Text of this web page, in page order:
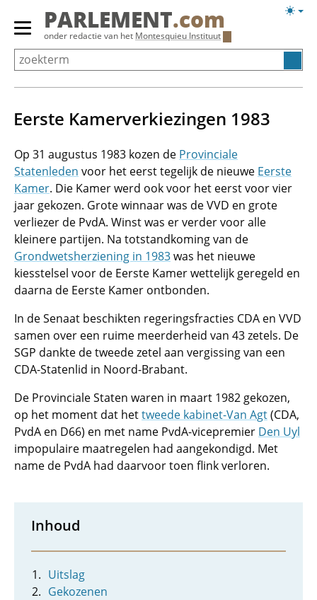
Overslaan
Primair
menu
tonen/verbergen
PARLEMENT.com
onder redactie van het Montesquieu Instituut
Eerste Kamerverkiezingen 1983
Op 31 augustus 1983 kozen de Provinciale
Statenleden voor het eerst tegelijk de nieuwe Eerste
Kamer. Die Kamer werd ook voor het eerst voor vier
jaar gekozen. Grote winnaar was de VVD en grote
verliezer de PvdA. Winst was er verder voor alle
kleinere partijen. Na totstandkoming van de
Grondwetsherziening in 1983was het nieuwe
kiesstelsel voor de Eerste Kamer wettelijk geregeld en
daarna de Eerste Kamer ontbonden.
In de Senaat beschikten regeringsfracties CDA en VVD
samen over een ruime meerderheid van 43 zetels. De
SGP dankte de tweede zetel aan vergissing van een
CDA-Statenlid in Noord-Brabant.
De Provinciale Staten waren in maart 1982 gekozen,
op het moment dat hettweede kabinet-Van Agt(CDA,
PvdA en D66) en met name PvdA-vicepremier Den Uyl
impopulaire maatregelen had aangekondigd. Met
name de PvdA had daarvoor toen flink verloren.
Inhoud
Uitslag
Gekozenen